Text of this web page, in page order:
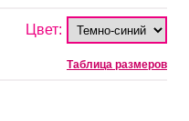
Цвет:
Таблица размеров